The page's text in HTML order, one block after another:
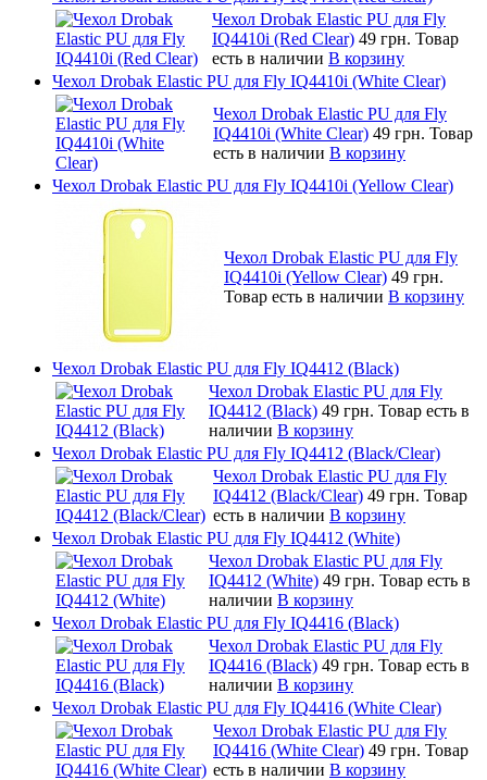
Чехол Drobak Elastic PU для Fly
IQ4410i (Red Clear) 49 грн. Товар
есть в наличии В корзину
Чехол Drobak Elastic PU для Fly IQ4410i (White Clear)
Чехол Drobak Elastic PU для Fly
IQ4410i (White Clear) 49 грн. Товар
есть в наличии В корзину
Чехол Drobak Elastic PU для Fly IQ4410i (Yellow Clear)
Чехол Drobak Elastic PU для Fly
IQ4410i (Yellow Clear) 49 грн.
Товар есть в наличии В корзину
Чехол Drobak Elastic PU для Fly IQ4412 (Black)
Чехол Drobak Elastic PU для Fly
IQ4412 (Black) 49 грн. Товар есть в
наличии В корзину
Чехол Drobak Elastic PU для Fly IQ4412 (Black/Clear)
Чехол Drobak Elastic PU для Fly
IQ4412 (Black/Clear) 49 грн. Товар
есть в наличии В корзину
Чехол Drobak Elastic PU для Fly IQ4412 (White)
Чехол Drobak Elastic PU для Fly
IQ4412 (White) 49 грн. Товар есть в
наличии В корзину
Чехол Drobak Elastic PU для Fly IQ4416 (Black)
Чехол Drobak Elastic PU для Fly
IQ4416 (Black) 49 грн. Товар есть в
наличии В корзину
Чехол Drobak Elastic PU для Fly IQ4416 (White Clear)
Чехол Drobak Elastic PU для Fly
IQ4416 (White Clear) 49 грн. Товар
есть в наличии В корзину